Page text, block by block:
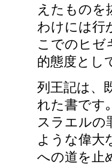
えたものを
わけには行
こでのヒゼ
的態度とし
列王記は、
れた書です
スラエルの
ような偉大
への道を止